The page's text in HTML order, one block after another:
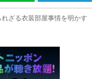
ざる衣装部屋事情を明かす